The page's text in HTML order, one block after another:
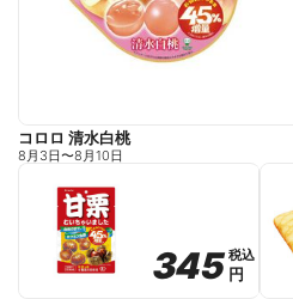
コロロ 清水白桃
8月3日〜8月10日
345
345税込
税込
円
円